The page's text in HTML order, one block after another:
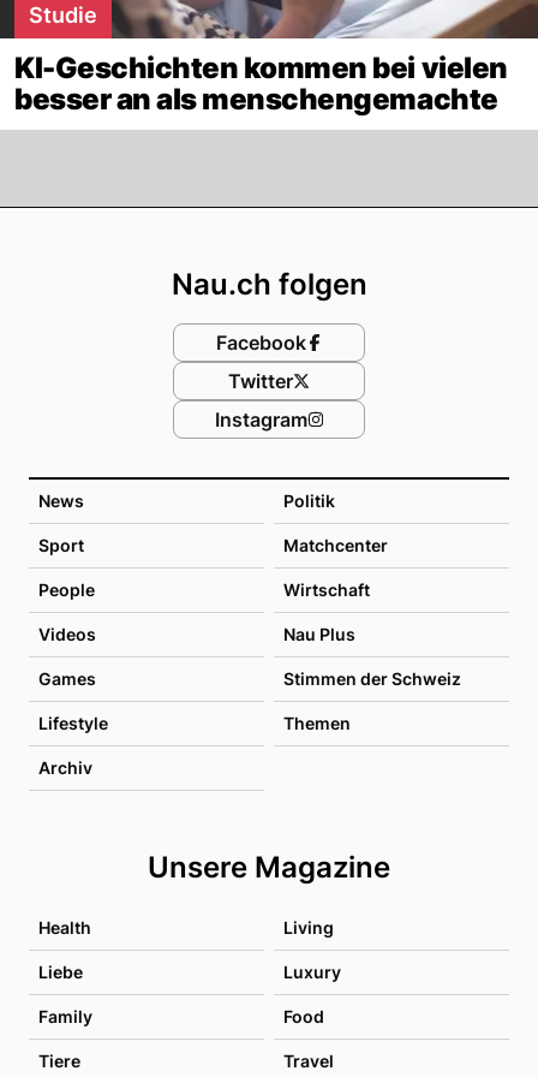
Studie
KI-Geschichten kommen bei vielen
besser an als menschengemachte
News Politik
Sport Matchcenter
People Wirtschaft
Videos Nau Plus
Games Stimmen der Schweiz
Lifestyle Themen
Archiv
Unsere Magazine
Health Living
Liebe Luxury
Family Food
Tiere Travel
Nau.ch folgen
Facebook
Twitter
Instagram